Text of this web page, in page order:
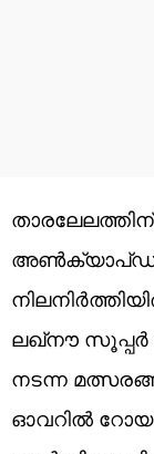
അണ്‍ക്യാപ്ഡ്
ലഖ്‌നൗ സൂപ്പര്‍
നടന്ന
ഓവറില്‍